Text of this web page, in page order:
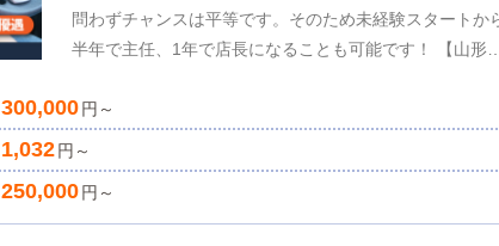
問わずチャンスは平等です。そのため未経験スタートか
半年で主任、1年で店長になることも可能です！ 【山形～
る方大募集中です。 空き時間を有効活用して稼いでみま
遇！ 山形⇔仙台 １往復送迎便 【日給保証・5,000円】
※日払い制度もご用意しております。 ※選べる勤務時間
ご用意してます。詳しい勤務時間に関しましては要ご相
300,000円～
1,032円～
250,000円～